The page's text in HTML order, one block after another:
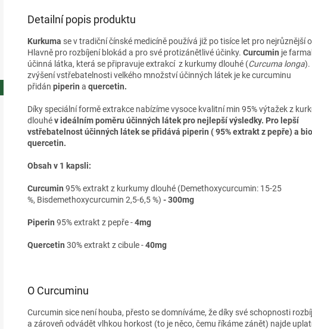
Detailní popis produktu
Kurkuma se v tradiční čínské medicíně používá již po tisíce let pro nejrůznější
Hlavně pro rozbíjení blokád a pro své protizánětlivé účinky. Curcumin je
účinná látka, která se připravuje extrakcí z kurkumy dlouhé (Curcuma longa).
zvýšení vstřebatelnosti velkého množství účinných látek je ke curcuminu
přidán piperin a quercetin.
Díky speciální formě extrakce nabízíme vysoce kvalitní min 95% výtažek z
dlouhév ideálním poměru účinných látek pro nejlepší výsledky. Pro lepší
vstřebatelnost účinných látek se přidává piperin ( 95% extrakt z pepře) a
quercetin.
Obsah v 1 kapsli:
Curcumin 95% extrakt z kurkumy dlouhé (Demethoxycurcumin: 15-25
%, Bisdemethoxycurcumin 2,5-6,5 %) - 300mg
Piperin 95% extrakt z pepře -4mg
Quercetin 30% extrakt z cibule -40mg
O Curcuminu
Curcumin sice není houba, přesto se domníváme, že díky své schopnosti
a zároveň odvádět vlhkou horkost (to je něco, čemu říkáme zánět) najde